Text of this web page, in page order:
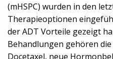
(mHSPC) wurden in den
Therapieoptionen
der ADT Vorteile gezeigt
Behandlungen gehören
Docetaxel, neue